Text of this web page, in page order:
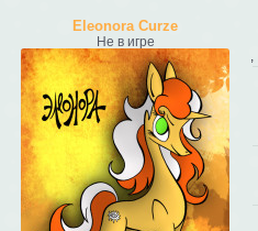
Eleonora Curze
Не в игре